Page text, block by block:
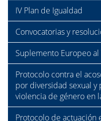
IV Plan de Igualdad
Convocatorias y
Suplemento Europeo
Protocolo contra el
por diversidad sexual y
violencia de género en
Protocolo de actuación